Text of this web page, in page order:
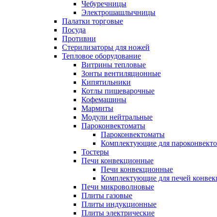
Чебуречницы
Электрошашлычницы
Палатки торговые
Посуда
Противни
Стерилизаторы для ножей
Тепловое оборудование
Витрины тепловые
Зонты вентиляционные
Кипятильники
Котлы пищеварочные
Кофемашины
Мармиты
Модули нейтральные
Пароконвектоматы
Пароконвектоматы
Комплектующие для
Тостеры
Печи конвекционные
Печи конвекционные
Комплектующие для печей
Печи микроволновые
Плиты газовые
Плиты индукционные
Плиты электрические